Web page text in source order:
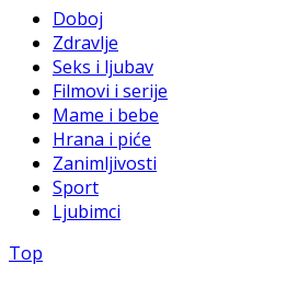
Doboj
Zdravlje
Seks i ljubav
Filmovi i serije
Mame i bebe
Hrana i piće
Zanimljivosti
Sport
Ljubimci
Top